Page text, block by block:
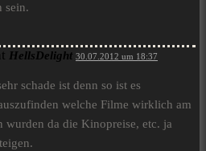
sein.
HellsDelight 30.07.2012 um 18:37
schade ist denn so ist es
welche Filme wirklich am
wurden da die Kinopreise, etc. ja